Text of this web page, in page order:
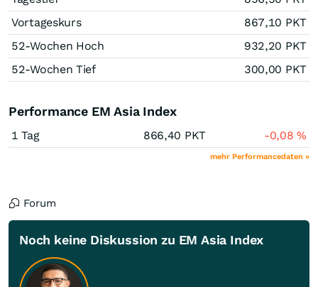
Vortageskurs
867,10 PKT
52-Wochen Hoch
932,20 PKT
52-Wochen Tief
300,00 PKT
Performance EM Asia Index
1 Tag 866,40 PKT -0,08%
mehr Performancedaten »
Forum
Noch keine Diskussion zu EM Asia Index